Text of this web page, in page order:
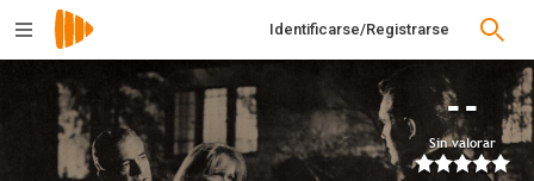
Identificarse/Registrarse
--
Sin valorar